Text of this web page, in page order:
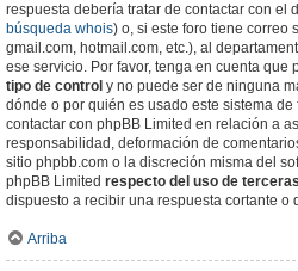
respuesta debería tratar de contactar con el
búsqueda whois) o, si este foro tiene correo
gmail.com, hotmail.com, etc.), al
ese servicio. Por favor, tenga en cuenta que
tipo de control y no puede ser de ninguna
dónde o por quién es usado este sistema
contactar con phpBB Limited en relación a
responsabilidad, deformación de
sitio phpbb.com o la discreción misma del
phpBB Limited respecto del uso de
dispuesto a recibir una respuesta cortante o
Arriba